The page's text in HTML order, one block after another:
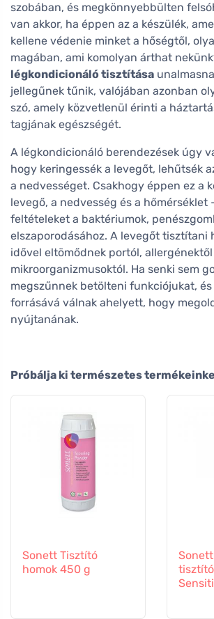
szobában, és megkönnyebbülten
van akkor, ha éppen az a készülék,
kellene védenie minket a hőségtől,
magában, ami komolyan árthat
légkondicionáló tisztítása
jellegűnek tűnik, valójában azonban
szó, amely közvetlenül érinti a
tagjának egészségét.
A légkondicionáló berendezések úgy
hogy keringessék a levegőt, lehűtsék
a nedvességet. Csakhogy éppen ez a
levegő, a nedvesség és a hőmérséklet
feltételeket a baktériumok,
elszaporodásához. A levegőt tisztítani
idővel eltömődnek portól, allergénektől
mikroorganizmusoktól. Ha senki sem
megszűnnek betölteni funkciójukat,
forrásává válnak ahelyett, hogy
nyújtanának.
Próbálja ki természetes
Sonett Tisztító
homok 450 g